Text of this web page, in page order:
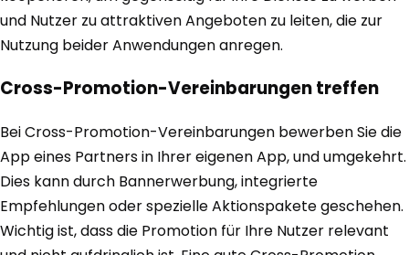
und Nutzer zu attraktiven Angeboten zu leiten, die zur
Nutzung beider Anwendungen anregen.
Cross-Promotion-Vereinbarungen treffen
Bei Cross-Promotion-Vereinbarungen bewerben Sie die
App eines Partners in Ihrer eigenen App, und umgekehrt.
Dies kann durch Bannerwerbung, integrierte
Empfehlungen oder spezielle Aktionspakete geschehen.
Wichtig ist, dass die Promotion für Ihre Nutzer relevant